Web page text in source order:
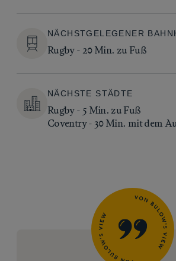
NÄCHSTGELEGENER
Rugby - 20 Min. zu Fuß
NÄCHSTE STÄDTE
Rugby - 5 Min. zu Fuß
Coventry - 30 Min. mit dem